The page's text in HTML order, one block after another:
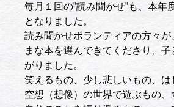
毎月１回の”読み聞かせ”も、本年
となりました。
読み聞かせボランティアの方々
まな本を選んできてくださり、
がりました。
笑えるもの、少し悲しいもの、は
空想（想像）の世界で遊ぶもの、